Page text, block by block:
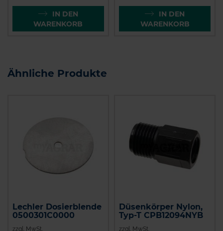
IN DEN
WARENKORB
IN DEN
WARENKORB
Ähnliche Produkte
Lechler Dosierblende
0500301C0000
zzgl. MwSt.
Düsenkörper Nylon,
Typ-T CPB12094NYB
zzgl. MwSt.